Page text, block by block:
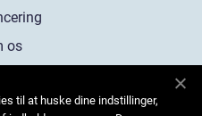
os
os
til at huske dine indstillinger,